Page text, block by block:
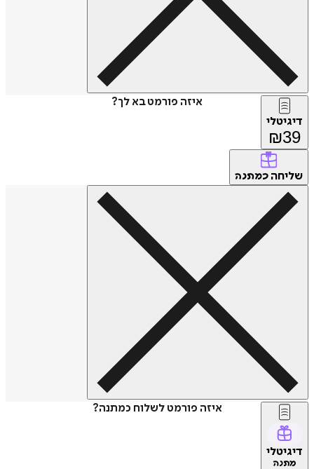
איזה פורמט בא לך?
דיגיטלי
₪39
שליחה כמתנה
איזה פורמט לשלוח כמתנה?
דיגיטלי
מתנה